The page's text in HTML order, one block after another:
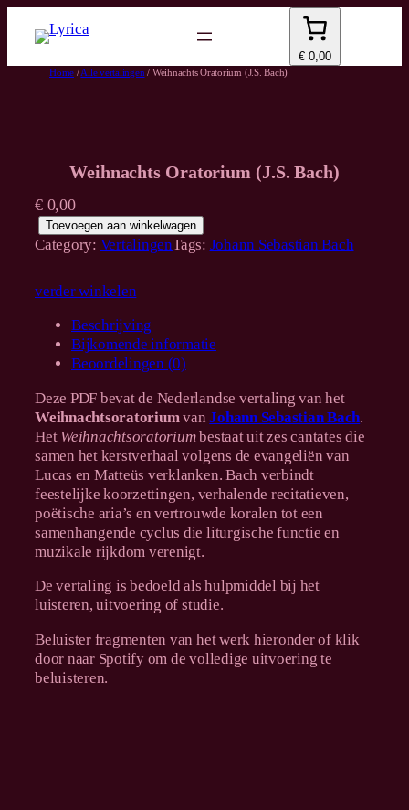
inhoud
€ 0,00
Home /Alle vertalingen / Weihnachts Oratorium (J.S. Bach)
Weihnachts Oratorium (J.S. Bach)
€0,00
W
e
n
s
O
r
a
t
o
r
i
u
(
J
S
.
B
Toevoegen aan winkelwagen
Category: VertalingenTags: Johann Sebastian Bach
verder winkelen
Beschrijving
Bijkomende informatie
Beoordelingen (0)
Deze PDF bevat de Nederlandse vertaling van het
WeihnachtsoratoriumvanJohann Sebastian Bach.
Het Weihnachtsoratoriumbestaat uit zes cantates die
samen het kerstverhaal volgens de evangeliën van
Lucas en Matteüs verklanken. Bach verbindt
feestelijke koorzettingen, verhalende recitatieven,
poëtische aria’s en vertrouwde koralen tot een
samenhangende cyclus die liturgische functie en
muzikale rijkdom verenigt.
De vertaling is bedoeld als hulpmiddel bij het
luisteren, uitvoering of studie.
Beluister fragmenten van het werk hieronder of klik
door naar Spotify om de volledige uitvoering te
beluisteren.